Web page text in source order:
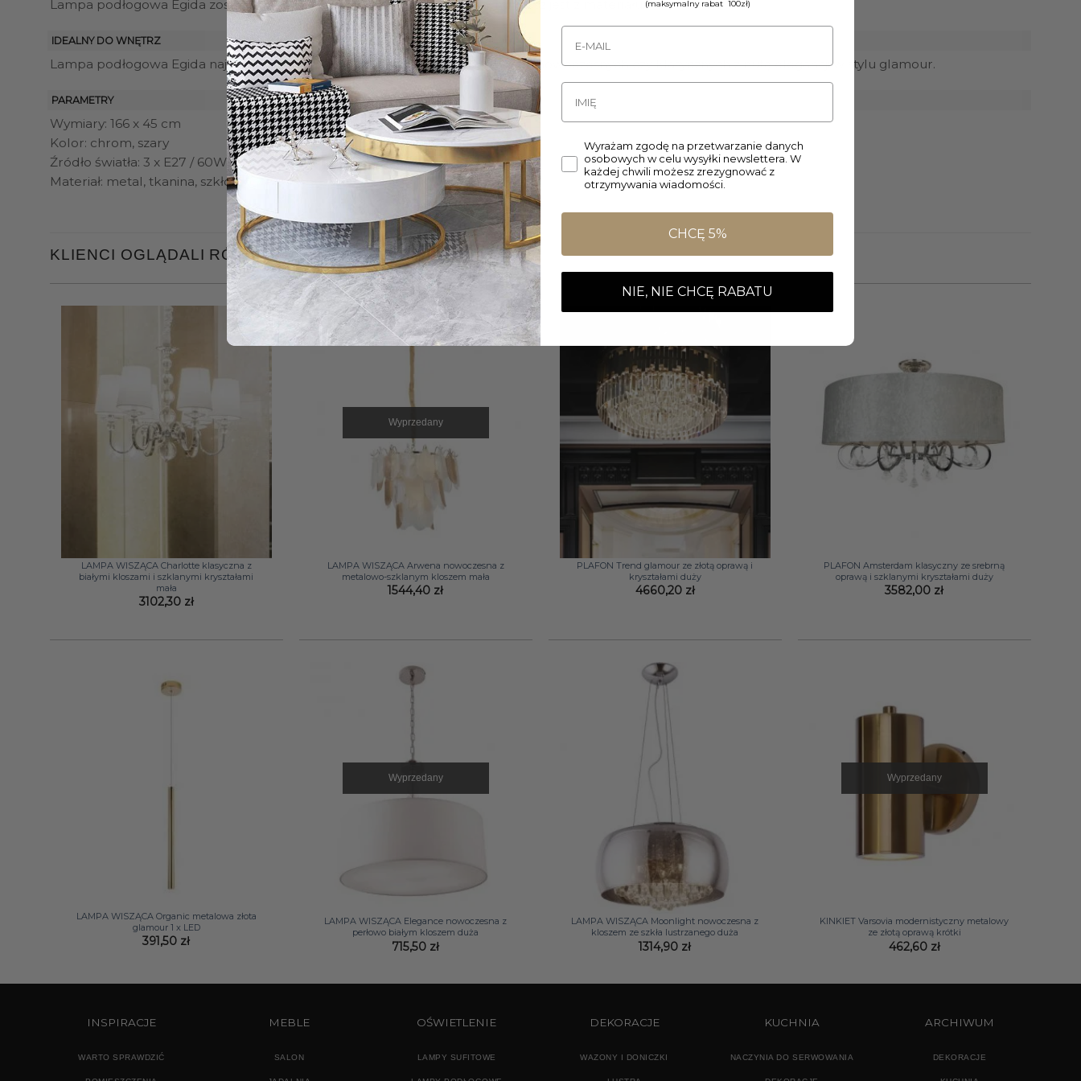
Lampa podłogowa Egida została wykonana z metalu w kolorze srebrnym. Klosz jest z materiału.
IDEALNY DO WNĘTRZ
Lampa podłogowa Egida najlepiej sprawdzi się jako oświetlenie we wnętrzach nowoczesnych czy klasycznych z nutą elegancji w stylu glamour.
PARAMETRY
Wymiary: 166 x 45 cm
Kolor: chrom, szary
Źródło światła: 3 x E27 / 60W
Materiał: metal, tkanina, szkło
KLIENCI OGLĄDALI RÓWNIEŻ
LAMPA WISZĄCA Charlotte klasyczna z
białymi kloszami i szklanymi kryształami
mała
3102,30 zł
Wyprzedany
LAMPA WISZĄCA Arwena nowoczesna z
metalowo-szklanym kloszem mała
1544,40 zł
PLAFON Trend glamour ze złotą oprawą i
kryształami duży
4660,20 zł
PLAFON Amsterdam klasyczny ze srebrną
oprawą i szklanymi kryształami duży
3582,00 zł
LAMPA WISZĄCA Organic metalowa złota
glamour 1 x LED
391,50 zł
Wyprzedany
LAMPA WISZĄCA Elegance nowoczesna z
perłowo białym kloszem duża
715,50 zł
LAMPA WISZĄCA Moonlight nowoczesna z
kloszem ze szkła lustrzanego duża
1314,90 zł
Wyprzedany
KINKIET Varsovia modernistyczny metalowy
ze złotą oprawą krótki
462,60 zł
INSPIRACJE
WARTO SPRAWDZIĆ
MEBLE
SALON
OŚWIETLENIE
LAMPY SUFITOWE
DEKORACJE
WAZONY I DONICZKI
KUCHNIA
NACZYNIA DO SERWOWANIA
ARCHIWUM
DEKORACJE
(maksymalny rabat 100zł)
Wyrażam zgodę na przetwarzanie danych
osobowych w celu wysyłki newslettera. W
każdej chwili możesz zrezygnować z
otrzymywania wiadomości.
CHCĘ 5%
NIE, NIE CHCĘ RABATU